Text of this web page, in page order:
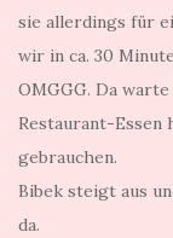
sie allerdings für
wir in ca. 30
OMGGG. Da
Restaurant-Essen
gebrauchen.
Bibek steigt aus
da.